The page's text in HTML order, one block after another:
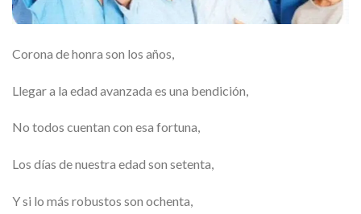
Corona de honra son los años,
Llegar a la edad avanzada es una bendición,
No todos cuentan con esa fortuna,
Los días de nuestra edad son setenta,
Y si lo más robustos son ochenta,